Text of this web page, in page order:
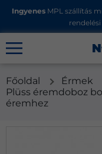
Ingyenes MPL szállítás
Főoldal Érmek
Plüss éremdoboz
éremhez